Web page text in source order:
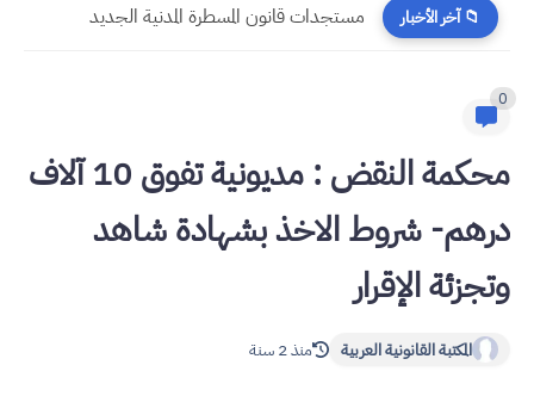
📁 آخر الأخبار
0
محكمة النقض : مديونية تفوق 10 آلاف
درهم- شروط الاخذ بشهادة شاهد
وتجزئة الإقرار
المكتبة القانونية العربية منذ 2 سنة